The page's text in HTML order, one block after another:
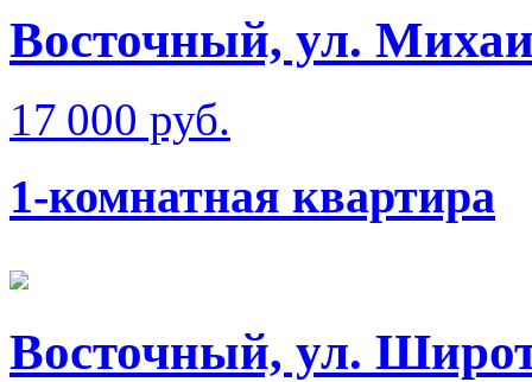
Восточный, ул.
17 000 руб.
1-комнатная квартира
Восточный, ул.